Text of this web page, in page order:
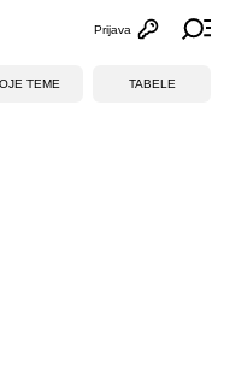
Otvori
Prijava
TEME TABELE